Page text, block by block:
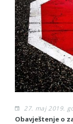
27. maj 2019.
Obavještenje o